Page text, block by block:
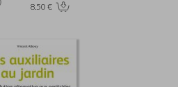
8.50 €